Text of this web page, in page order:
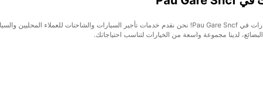
+33 (0)
لدينا مجموعة واسعة من الخيارات لتناسب احتياجاتك.